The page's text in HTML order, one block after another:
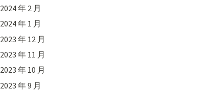
2024 年 2 月
2024 年 1 月
2023 年 12 月
2023 年 11 月
2023 年 10 月
2023 年 9 月